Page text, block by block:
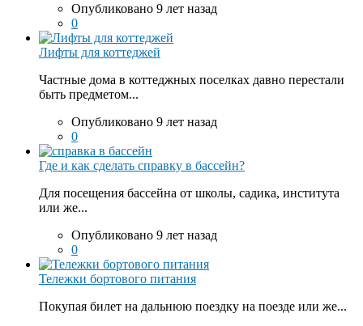
Опубликовано 9 лет назад
0
Лифты для коттеджей
Частные дома в коттеджных поселках давно перестали
быть предметом...
Опубликовано 9 лет назад
0
Где и как сделать справку в бассейн?
Для посещения бассейна от школы, садика, института
или же...
Опубликовано 9 лет назад
0
Тележки бортового питания
Покупая билет на дальнюю поездку на поезде или же...